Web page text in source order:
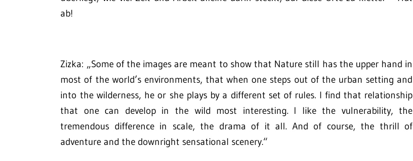
ab!
Zizka: „Some of the images are meant to show that Nature still has the upper hand in
most of the world’s environments, that when one steps out of the urban setting and
into the wilderness, he or she plays by a different set of rules. I find that relationship
that one can develop in the wild most interesting. I like the vulnerability, the
tremendous difference in scale, the drama of it all. And of course, the thrill of
adventure and the downright sensational scenery.“